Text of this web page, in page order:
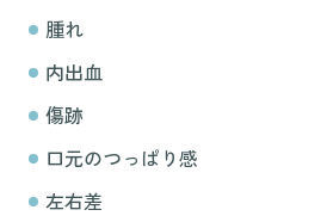
腫れ
内出血
傷跡
口元のつっぱり感
左右差